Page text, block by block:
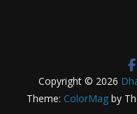
Copyright © 2026
Theme: ColorMag by